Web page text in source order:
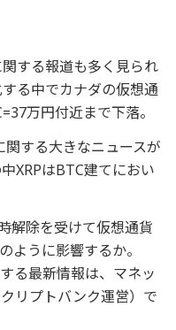
する報道も多く見られ
る中でカナダの仮想通
万円付近まで下落。
する大きなニュースが
XRPはBTC建てにおい
解除を受けて仮想通貨
ように影響するか。
る最新情報は、マネッ
リプトバンク運営）で